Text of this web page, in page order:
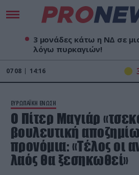
3 μονάδες κάτω η ΝΔ σε
λόγω πυρκαγιών!
07 08 14:16
ΕΥΡΩΠΑΪΚΗ ΕΝΩΣΗ
Ο Πίτερ Μαγιάρ
βουλευτική
προνόμια: «Τέλος οι
λαός θα ξεσηκωθεί»